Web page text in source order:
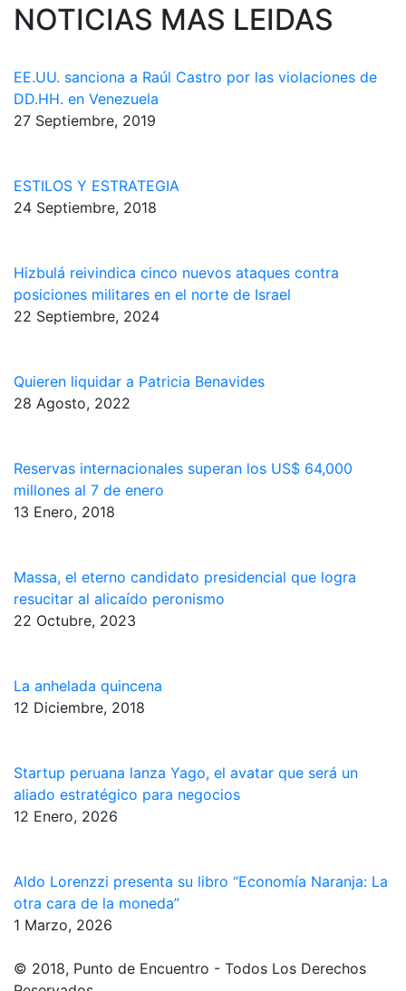
NOTICIAS MAS LEIDAS
EE.UU. sanciona a Raúl Castro por las violaciones de
DD.HH. en Venezuela
27 Septiembre, 2019
ESTILOS Y ESTRATEGIA
24 Septiembre, 2018
Hizbulá reivindica cinco nuevos ataques contra
posiciones militares en el norte de Israel
22 Septiembre, 2024
Quieren liquidar a Patricia Benavides
28 Agosto, 2022
Reservas internacionales superan los US$ 64,000
millones al 7 de enero
13 Enero, 2018
Massa, el eterno candidato presidencial que logra
resucitar al alicaído peronismo
22 Octubre, 2023
La anhelada quincena
12 Diciembre, 2018
Startup peruana lanza Yago, el avatar que será un
aliado estratégico para negocios
12 Enero, 2026
Aldo Lorenzzi presenta su libro “Economía Naranja: La
otra cara de la moneda”
1 Marzo, 2026
© 2018, Punto de Encuentro - Todos Los Derechos